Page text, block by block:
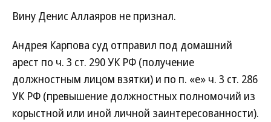
Вину Денис Аллаяров не признал.
Андрея Карпова суд отправил под домашний
арест по ч. 3 ст. 290 УК РФ (получение
должностным лицом взятки) и по п. «е» ч. 3 ст. 286
УК РФ (превышение должностных полномочий из
корыстной или иной личной заинтересованности).